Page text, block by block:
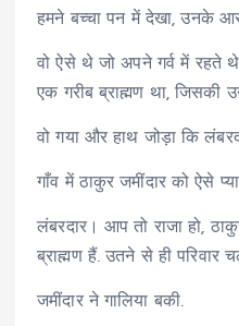
हमने बच्चा पन में देखा, उनके
वो ऐसे थे जो अपने गर्व में रहते
एक गरीब ब्राह्मण था, जिसकी
वो गया और हाथ जोड़ा कि
गाँव में ठाकुर जमींदार को ऐसे
लंबरदार। आप तो राजा हो,
ब्राह्मण हैं. उतने से ही परिवार
जमींदार ने गालिया बकी.